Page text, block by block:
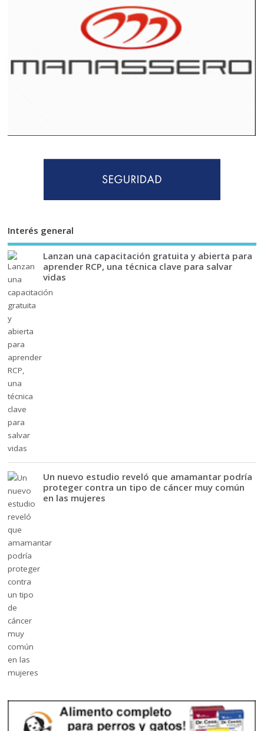
Interés general
Lanzan una capacitación gratuita y abierta para
aprender RCP, una técnica clave para salvar
vidas
Un nuevo estudio reveló que amamantar podría
proteger contra un tipo de cáncer muy común
en las mujeres